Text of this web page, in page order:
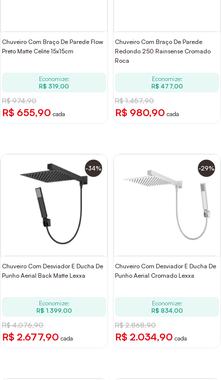
Chuveiro Com Braço De Parede Flow
Preto Matte Celite 15x15cm
Economize:
R$ 319,00
R$ 974,90
R$ 655,90 cada
Chuveiro Com Braço De Parede
Redondo 250 Rainsense Cromado
Roca
Economize:
R$ 477,00
R$ 1.457,90
R$ 980,90 cada
-34%
Chuveiro Com Desviador E Ducha De
Punho Aerial Back Matte Lexxa
Economize:
R$ 1.399,00
R$ 4.076,90
R$ 2.677,90 cada
-29%
Chuveiro Com Desviador E Ducha De
Punho Aerial Cromado Lexxa
Economize:
R$ 834,00
R$ 2.868,90
R$ 2.034,90 cada